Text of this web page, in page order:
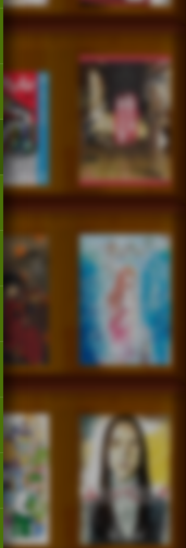
る収益を得ていま